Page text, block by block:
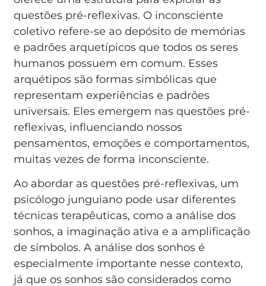
questões pré-reflexivas. O inconsciente
coletivo refere-se ao depósito de memórias
e padrões arquetípicos que todos os seres
humanos possuem em comum. Esses
arquétipos são formas simbólicas que
representam experiências e padrões
universais. Eles emergem nas questões pré-
reflexivas, influenciando nossos
pensamentos, emoções e comportamentos,
muitas vezes de forma inconsciente.
Ao abordar as questões pré-reflexivas, um
psicólogo junguiano pode usar diferentes
técnicas terapêuticas, como a análise dos
sonhos, a imaginação ativa e a amplificação
de símbolos. A análise dos sonhos é
especialmente importante nesse contexto,
já que os sonhos são considerados como